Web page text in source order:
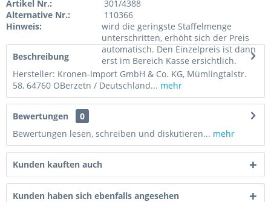
Artikel Nr.:
301/4388
Alternative Nr.:
110366
Hinweis:
wird die geringste Staffelmenge
unterschritten, erhöht sich der Preis
automatisch. Den Einzelpreis ist dann
erst im Bereich Kasse ersichtlich.
Beschreibung
Hersteller: Kronen-Import GmbH & Co. KG, Mümlingtalstr.
58, 64760 OBerzetn / Deutschland... mehr
Bewertungen
0
Bewertungen lesen, schreiben und diskutieren... mehr
Kunden kauften auch
Kunden haben sich ebenfalls angesehen